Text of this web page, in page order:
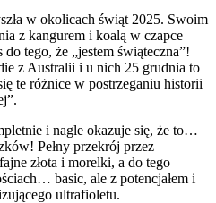
w okolicach świąt 2025. Swoim
z kangurem i koalą w czapce
tego, że „jestem świąteczna”!
z Australii i u nich 25 grudnia to
te różnice w postrzeganiu historii
i nagle okazuje się, że to…
Pełny przekrój przez
złota i morelki, a do tego
basic, ale z potencjałem i
ultrafioletu.